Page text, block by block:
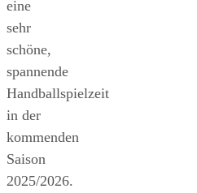
eine
sehr
schöne,
spannende
Handballspielzeit
in der
kommenden
Saison
2025/2026.